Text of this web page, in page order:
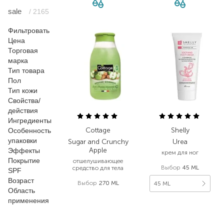
sale / 2165
Фильтровать
Цена
Торговая
марка
Тип товара
Пол
Тип кожи
Свойства/
действия
Ингредиенты
Особенность
упаковки
Эффекты
Покрытие
SPF
Возраст
Область
применения
Cottage
Sugar and Crunchy
Apple
отшелушивающее
средство для тела
Выбор 270 ML
Shelly
Urea
крем для ног
Выбор 45 ML
45 ML